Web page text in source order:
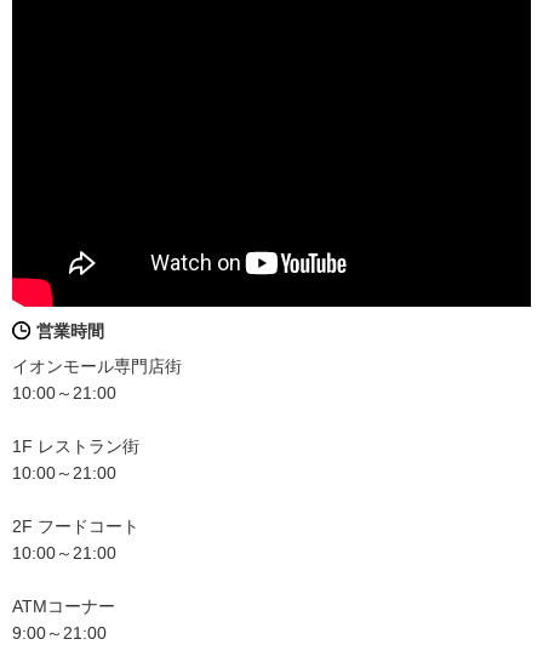
営業時間
イオンモール専門店街
10:00～21:00
1F レストラン街
10:00～21:00
2F フードコート
10:00～21:00
ATMコーナー
9:00～21:00